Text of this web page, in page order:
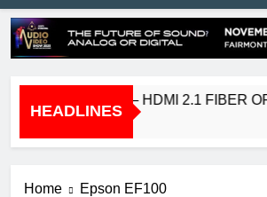
HEADLINES
BRIDGEE – HDMI 2.1 FIBER
Home Epson EF100